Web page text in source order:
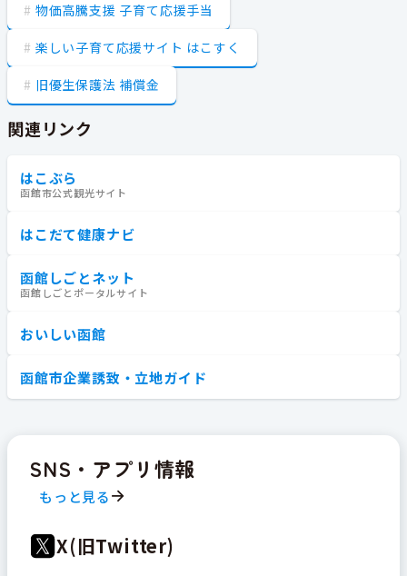
物価高騰支援 子育て応援手当
楽しい子育て応援サイト はこすく
旧優生保護法 補償金
関連リンク
はこぶら
函館市公式観光サイト
はこだて健康ナビ
函館しごとネット
函館しごとポータルサイト
おいしい函館
函館市企業誘致・立地ガイド
SNS・アプリ情報
もっと見る
X(旧Twitter)